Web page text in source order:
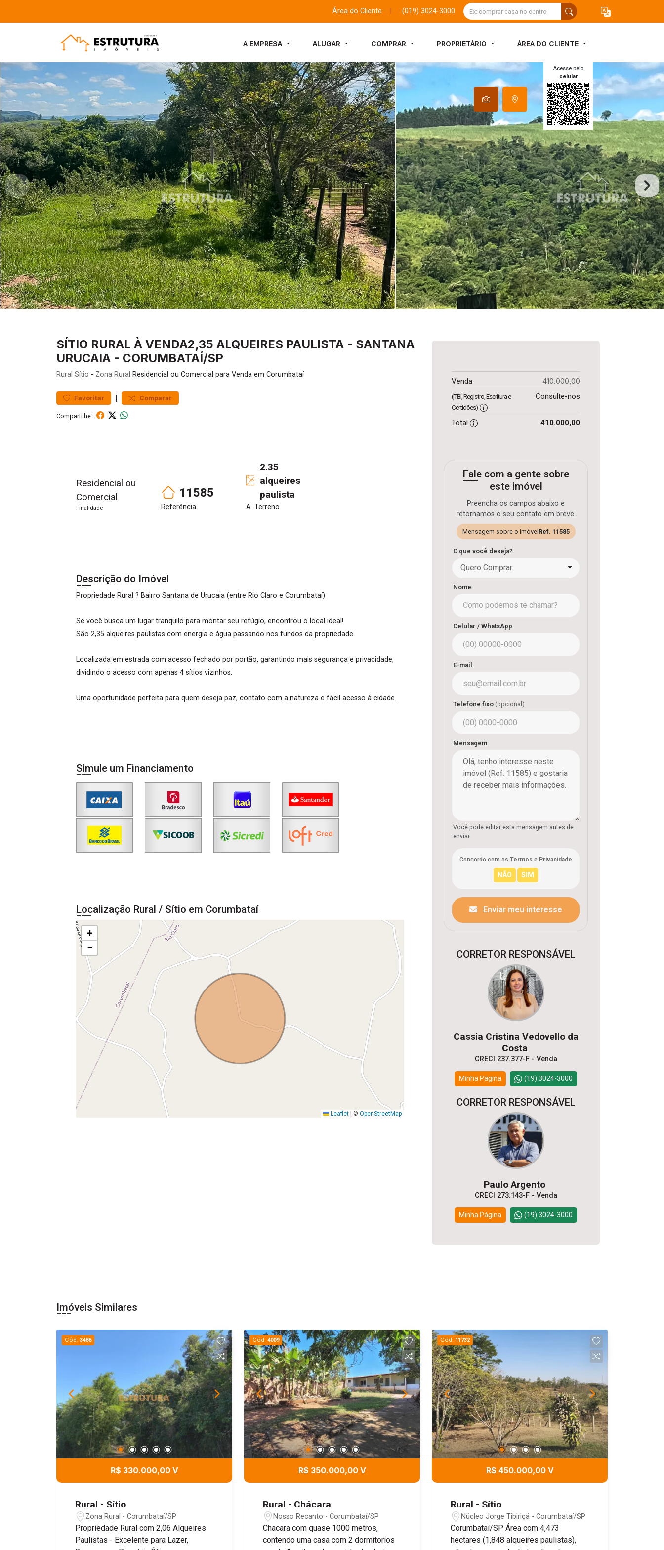
Área do Cliente (019) 3024-3000
A EMPRESA ALUGAR COMPRAR PROPRIETÁRIO ÁREA DO CLIENTE
Acesse pelo
celular
SÍTIO RURAL À VENDA2,35 ALQUEIRES PAULISTA - SANTANA
URUCAIA - CORUMBATAÍ/SP
Rural Sítio - Zona Rural Residencial ou Comercial para Venda em Corumbataí
Favoritar | Comparar
Compartilhe:
Residencial ou
Comercial
Finalidade
11585
Referência
2.35
alqueires
paulista
A. Terreno
Descrição do Imóvel
Propriedade Rural ? Bairro Santana de Urucaia (entre Rio Claro e Corumbataí)
Se você busca um lugar tranquilo para montar seu refúgio, encontrou o local ideal!
São 2,35 alqueires paulistas com energia e água passando nos fundos da propriedade.
Localizada em estrada com acesso fechado por portão, garantindo mais segurança e privacidade,
dividindo o acesso com apenas 4 sítios vizinhos.
Uma oportunidade perfeita para quem deseja paz, contato com a natureza e fácil acesso à cidade.
Simule um Financiamento
Localização Rural / Sítio em Corumbataí
+
−
Leaflet © OpenStreetMap
Venda 410.000,00
(ITBI, Registro, Escritura e
Certidões)
Consulte-nos
Total 410.000,00
Fale com a gente sobre
este imóvel
Preencha os campos abaixo e
retornamos o seu contato em breve.
Mensagem sobre o imóvel Ref. 11585
O que você deseja?
Quero Comprar
Nome
Celular / WhatsApp
E-mail
Telefone fixo (opcional)
Mensagem
Você pode editar esta mensagem antes de
enviar.
Concordo com os Termos e Privacidade
Enviar meu interesse
CORRETOR RESPONSÁVEL
Cassia Cristina Vedovello da
Costa
CRECI 237.377-F - Venda
Minha Página (19) 3024-3000
CORRETOR RESPONSÁVEL
Paulo Argento
CRECI 273.143-F - Venda
Minha Página (19) 3024-3000
Imóveis Similares
Cód. 3486
R$ 330.000,00 V
Rural - Sítio
Zona Rural - Corumbataí/SP
Propriedade Rural com 2,06 Alqueires
Paulistas - Excelente para Lazer,
Cód. 4009
R$ 350.000,00 V
Rural - Chácara
Nosso Recanto - Corumbataí/SP
Chacara com quase 1000 metros,
contendo uma casa com 2 dormitorios
Cód. 11732
R$ 450.000,00 V
Rural - Sítio
Núcleo Jorge Tibiriçá - Corumbataí/SP
Corumbataí/SP Área com 4,473
hectares (1,848 alqueires paulistas),